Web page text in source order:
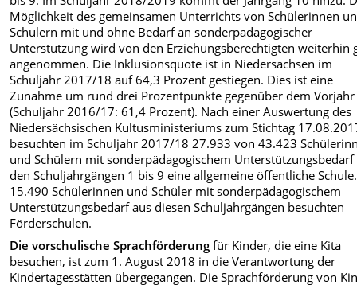
Möglichkeit des gemeinsamen Unterrichts von Schülerinnen
Schülern mit und ohne Bedarf an sonderpädagogischer
Unterstützung wird von den Erziehungsberechtigten weiterhin
angenommen. Die Inklusionsquote ist in Niedersachsen im
Schuljahr 2017/18 auf 64,3 Prozent gestiegen. Dies ist eine
Zunahme um rund drei Prozentpunkte gegenüber dem Vorjahr
(Schuljahr 2016/17: 61,4 Prozent). Nach einer Auswertung des
Niedersächsischen Kultusministeriums zum Stichtag
besuchten im Schuljahr 2017/18 27.933 von 43.423
und Schülern mit sonderpädagogischem
den Schuljahrgängen 1 bis 9 eine allgemeine öffentliche Schule.
15.490 Schülerinnen und Schüler mit sonderpädagogischem
Unterstützungsbedarf aus diesen Schuljahrgängen besuchten
Förderschulen.
Die vorschulische Sprachförderung für Kinder, die eine Kita
besuchen, ist zum 1. August 2018 in die Verantwortung der
Kindertagesstätten übergegangen. Die Sprachförderung von